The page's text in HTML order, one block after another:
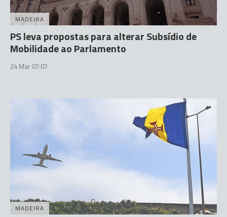
MADEIRA
PS leva propostas para alterar Subsídio de
Mobilidade ao Parlamento
24 Mar 07:07
MADEIRA